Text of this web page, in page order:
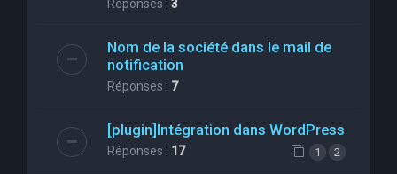
Réponses : 3
Nom de la société dans le mail de
notification
Réponses : 7
[plugin]Intégration dans WordPress
Réponses : 17 1 2